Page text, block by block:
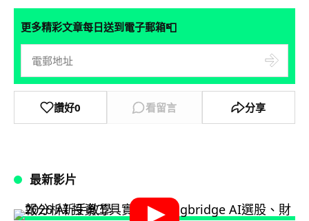
更多精彩文章每日送到電子郵箱📮
讚好0 看留言 分享
最新影片